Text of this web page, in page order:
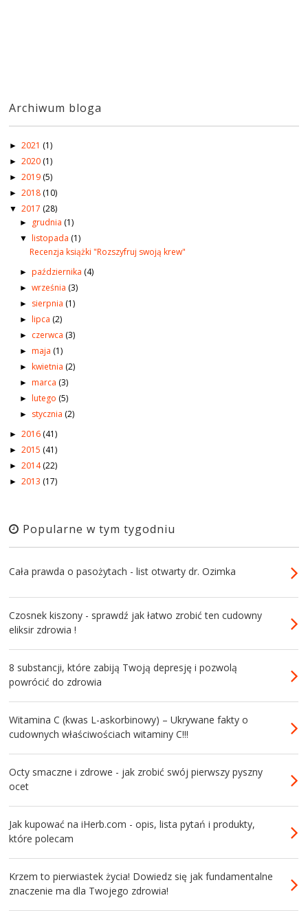
Archiwum bloga
►2021 (1)
►2020 (1)
►2019 (5)
►2018 (10)
▼2017 (28)
► grudnia (1)
▼ listopada (1)
Recenzja książki "Rozszyfruj swoją krew"
► października (4)
► września (3)
► sierpnia (1)
► lipca (2)
► czerwca (3)
► maja (1)
► kwietnia (2)
► marca (3)
► lutego (5)
► stycznia (2)
►2016 (41)
►2015 (41)
►2014(22)
►2013 (17)
Popularne w tym tygodniu
Cała prawda o pasożytach - list otwarty dr. Ozimka
Czosnek kiszony - sprawdź jak łatwo zrobić ten cudowny
eliksir zdrowia !
8 substancji, które zabiją Twoją depresję i pozwolą
powrócić do zdrowia
Witamina C (kwas L-askorbinowy) – Ukrywane fakty o
cudownych właściwościach witaminy C!!!
Octy smaczne i zdrowe - jak zrobić swój pierwszy pyszny
ocet
Jak kupować na iHerb.com - opis, lista pytań i produkty,
które polecam
Krzem to pierwiastek życia! Dowiedz się jak fundamentalne
znaczenie ma dla Twojego zdrowia!